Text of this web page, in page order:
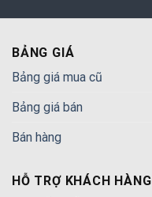
BẢNG GIÁ
Bảng giá mua cũ
Bảng giá bán
Bán hàng
HỖ TRỢ KHÁCH HÀNG